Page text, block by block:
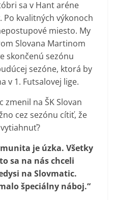
sa v Hant aréne
kvalitných výkonoch
miesto. My
Slovana Martinom
skončenú sezónu
sezóne, ktorá by
v 1. Futsalovej lige.
zmenil na ŠK Slovan
cez sezónu cítiť, že
je úzka. Všetky
sa na nás chceli
na Slovmatic.
špeciálny náboj.“